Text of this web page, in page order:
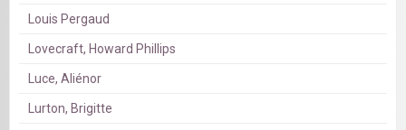
Louis Pergaud
Lovecraft, Howard Phillips
Luce, Aliénor
Lurton, Brigitte